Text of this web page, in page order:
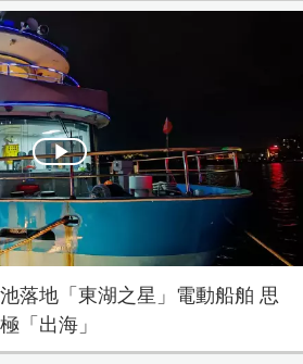
Play
Video
落地「東湖之星」電動船舶 思
「出海」